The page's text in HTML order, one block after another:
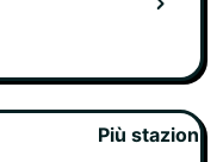
Più stazioni